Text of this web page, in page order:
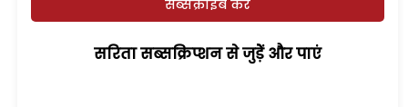
सब्सक्राइब करें
सरिता सब्सक्रिप्शन से जुड़ेें और पाएं